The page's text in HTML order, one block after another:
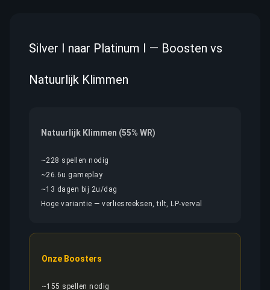
Silver I naar Platinum I — Boosten vs
Natuurlijk Klimmen
Natuurlijk Klimmen (55% WR)
~228 spellen nodig
~26.6u gameplay
~13 dagen bij 2u/dag
Hoge variantie — verliesreeksen, tilt, LP-verval
Onze Boosters
~155 spellen nodig